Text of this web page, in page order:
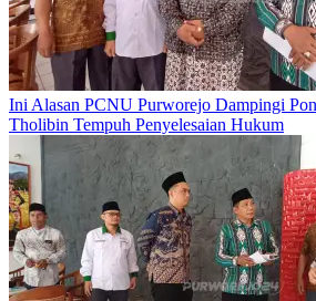
Ini Alasan PCNU Purworejo Dampingi
Tholibin Tempuh Penyelesaian Hukum